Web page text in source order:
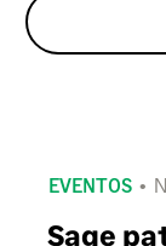
EVENTOS
Sage